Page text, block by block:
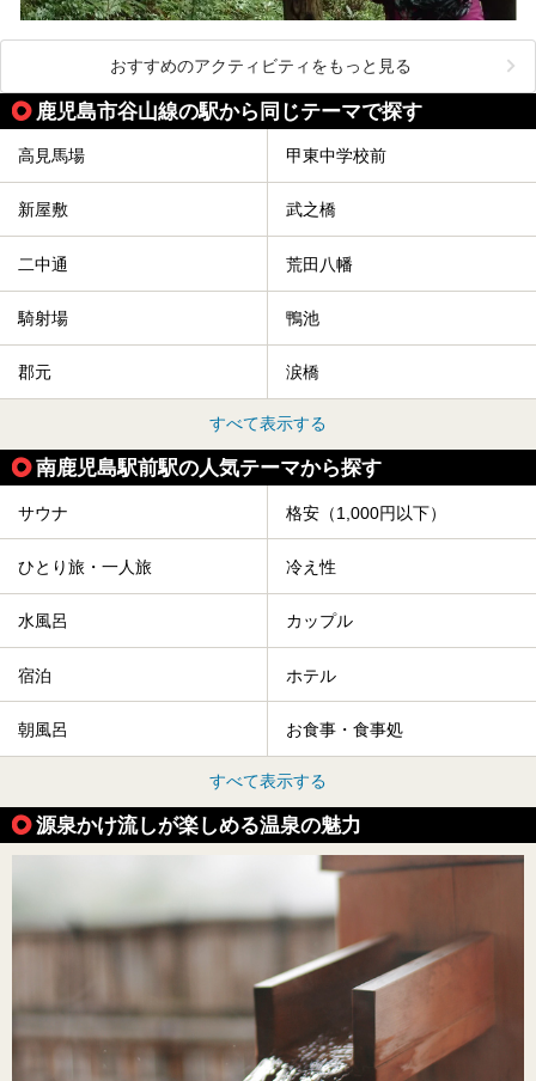
おすすめのアクティビティをもっと見る
鹿児島市谷山線の駅から同じテーマで探す
高見馬場 甲東中学校前
新屋敷 武之橋
二中通 荒田八幡
騎射場 鴨池
郡元 涙橋
すべて表示する
南鹿児島駅前駅の人気テーマから探す
サウナ 格安（1,000円以下）
ひとり旅・一人旅 冷え性
水風呂 カップル
宿泊 ホテル
朝風呂 お食事・食事処
すべて表示する
源泉かけ流しが楽しめる温泉の魅力